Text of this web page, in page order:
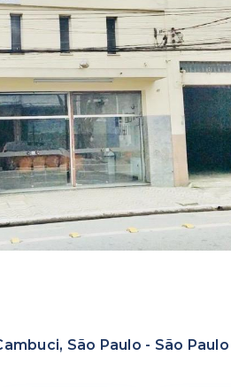
São Paulo - São Paulo